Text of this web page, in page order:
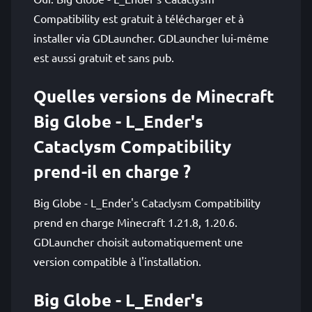
Compatibility est gratuit à télécharger et à
installer via GDLauncher. GDLauncher lui-même
est aussi gratuit et sans pub.
Quelles versions de Minecraft
Big Globe - L_Ender's
Cataclysm Compatibility
prend-il en charge ?
Big Globe - L_Ender's Cataclysm Compatibility
prend en charge Minecraft 1.21.8, 1.20.6.
GDLauncher choisit automatiquement une
version compatible à l'installation.
Big Globe - L_Ender's